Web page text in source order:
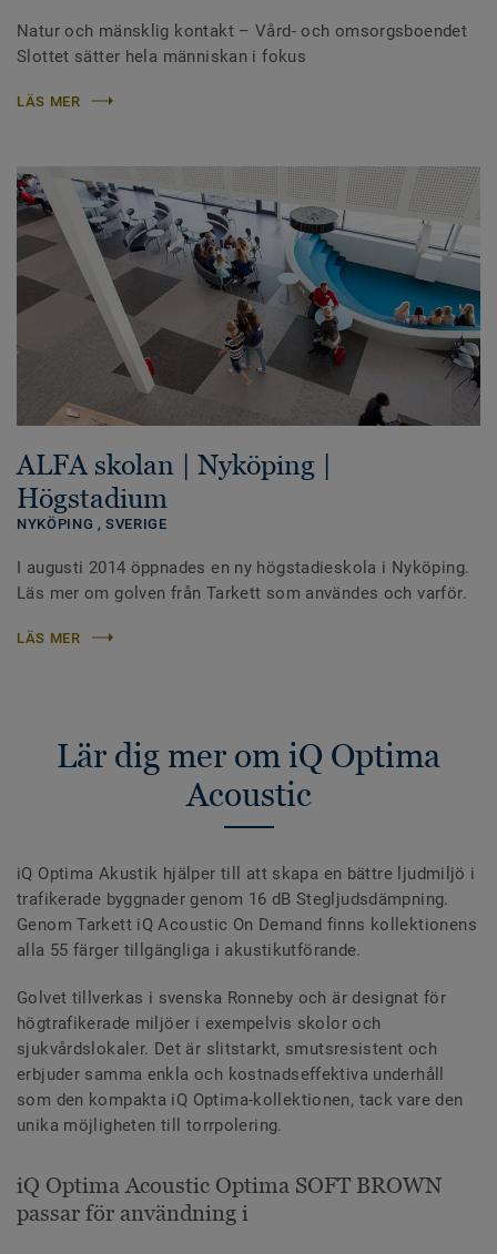
Natur och mänsklig kontakt – Vård- och omsorgsboendet
Slottet sätter hela människan i fokus
LÄS MER
ALFA skolan | Nyköping |
Högstadium
NYKÖPING ,SVERIGE
I augusti 2014 öppnades en ny högstadieskola i Nyköping.
Läs mer om golven från Tarkett som användes och varför.
LÄS MER
Lär dig mer om iQ Optima
Acoustic
iQ Optima Akustik hjälper till att skapa en bättre ljudmiljö i
trafikerade byggnader genom 16 dB Stegljudsdämpning.
Genom Tarkett iQ Acoustic On Demand finns kollektionens
alla 55 färger tillgängliga i akustikutförande.
Golvet tillverkas i svenska Ronneby och är designat för
högtrafikerade miljöer i exempelvis skolor och
sjukvårdslokaler. Det är slitstarkt, smutsresistent och
erbjuder samma enkla och kostnadseffektiva underhåll
som den kompakta iQ Optima-kollektionen, tack vare den
unika möjligheten till torrpolering.
iQ Optima Acoustic Optima SOFT BROWN
passar för användning i